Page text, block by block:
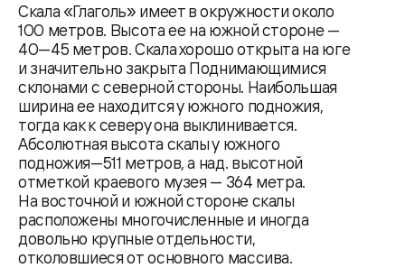
Скала «Глаголь» имеет в окружности около
100 метров. Высота ее на южной стороне —
40—45 метров. Скала хорошо открыта на юге
и значительно закрыта Поднимающимися
склонами с северной стороны. Наибольшая
ширина ее находится у южного подножия,
тогда как к северу она выклинивается.
Абсолютная высота скалы у южного
подножия—511 метров, а над. высотной
отметкой краевого музея — 364 метра.
На восточной и южной стороне скалы
расположены многочисленные и иногда
довольно крупные отдельности,
отколовшиеся от основного массива.